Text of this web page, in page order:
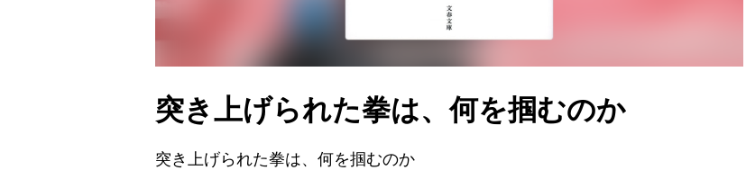
突き上げられた拳は、何を掴むのか
突き上げられた拳は、何を掴むのか